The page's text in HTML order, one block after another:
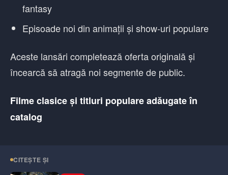
fantasy
Episoade noi din animații și show-uri populare
Aceste lansări completează oferta originală și
încearcă să atragă noi segmente de public.
Filme clasice și titluri populare adăugate în
catalog
CITEȘTE ȘI